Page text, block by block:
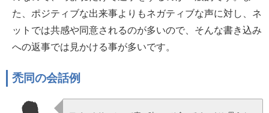
た、ポジティブな出来事よりもネガティブな声に対し、ネ
ットでは共感や同意されるのが多いので、そんな書き込み
への返事では見かける事が多いです。
禿同の会話例